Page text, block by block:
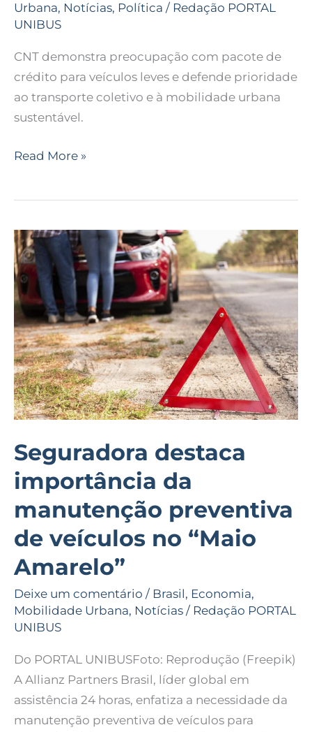
Urbana, Notícias, Política / Redação PORTAL
UNIBUS
CNT demonstra preocupação com pacote de
crédito para veículos leves e defende prioridade
ao transporte coletivo e à mobilidade urbana
sustentável.
Read More »
Seguradora destaca
importância da
manutenção preventiva
de veículos no “Maio
Amarelo”
Deixe um comentário / Brasil, Economia,
Mobilidade Urbana, Notícias / Redação PORTAL
UNIBUS
Do PORTAL UNIBUSFoto: Reprodução (Freepik)
A Allianz Partners Brasil, líder global em
assistência 24 horas, enfatiza a necessidade da
manutenção preventiva de veículos para
Seguradora
destaca
importância
da
manutenção
preventiva
de
veículos
no
“Maio
Amarelo”